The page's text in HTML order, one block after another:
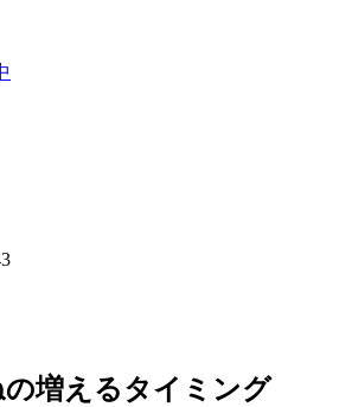
増えるタイミング